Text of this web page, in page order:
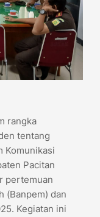
rangka
tentang
Komunikasi
Pacitan
pertemuan
(Banpem) dan
Kegiatan ini